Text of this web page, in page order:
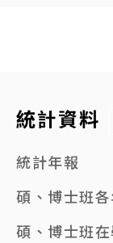
統計資料
統計年報
碩、博士班
碩、博士班